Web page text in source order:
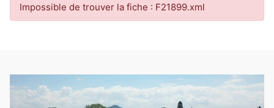
Impossible de trouver la fiche : F21899.xml